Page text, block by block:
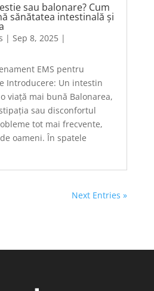
sau balonare? Cum
sănătatea intestinală și
| Sep 8, 2025|
EMS pentru
Introducere: Un intestin
viață mai bună Balonarea,
sau disconfortul
tot mai frecvente,
oameni. În spatele
Next Entries »